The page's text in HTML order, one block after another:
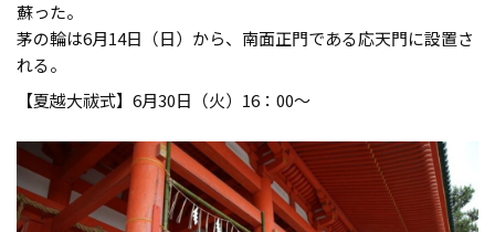
蘇った。
茅の輪は6月14日（日）から、南面正門である応天門に設置さ
れる。
【夏越大祓式】6月30日（火）16：00〜